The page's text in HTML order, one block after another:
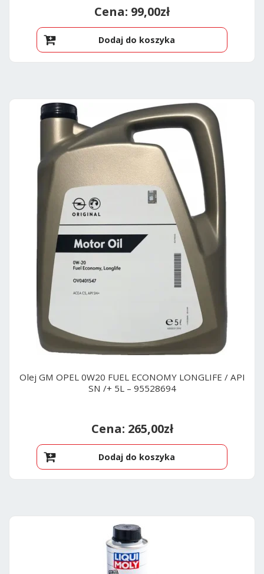
99,00zł
Dodaj do koszyka
Olej GM OPEL 0W20 FUEL ECONOMY LONGLIFE / API
SN /+ 5L – 95528694
265,00zł
Dodaj do koszyka